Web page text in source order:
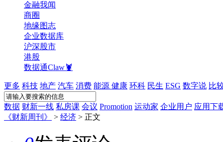
金融我闻
商圈
地缘图志
企业数据库
沪深股市
港股
数据通Claw🦞
更多 科技 地产 汽车 消费 能源 健康 环科 民生 ESG 数字说 比
数据 财新一线 私房课 会议 Promotion 运动家 企业用户 应用下
《财新周刊》
> 经济 > 正文